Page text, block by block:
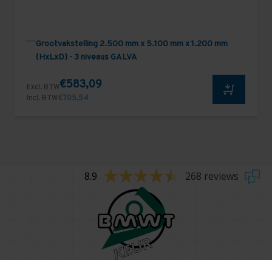
Grootvakstelling 2.500 mm x 5.100 mm x 1.200 mm
(HxLxD) - 3 niveaus GALVA
Excl. BTW€583,09
Incl. BTW€705,54
8.9 268 reviews